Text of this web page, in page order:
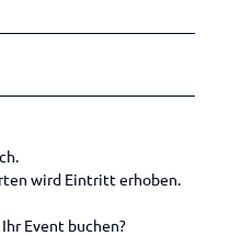
wird Eintritt erhoben.
Event buchen?